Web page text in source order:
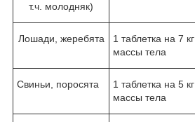
т.ч. молодняк)
Лошади, жеребята
1 таблетка на 7 кг
массы тела
Свиньи, поросята
1 таблетка на 5 кг
массы тела